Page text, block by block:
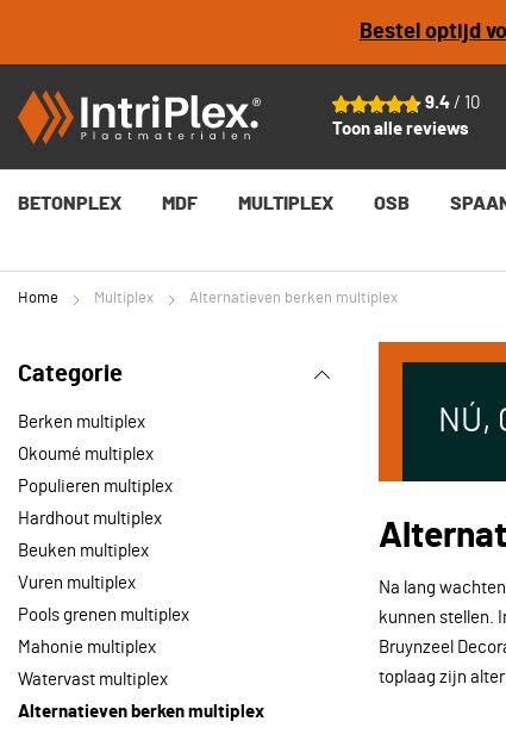
Bestel optijd
9.4/ 10
Toon alle reviews
BETONPLEX MDF MULTIPLEX OSB
Home Multiplex Alternatieven berken multiplex
NÚ,
Na lang
kunnen stellen.
Bruynzeel
toplaag zijn
Categorie
Berken multiplex
Okoumé multiplex
Populieren multiplex
Hardhout multiplex
Beuken multiplex
Vuren multiplex
Pools grenen multiplex
Mahonie multiplex
Watervast multiplex
Alternatieven berken multiplex